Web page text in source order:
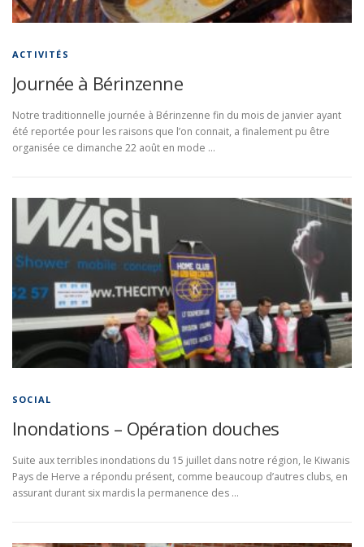
ACTIVITÉS
Journée à Bérinzenne
Notre traditionnelle journée à Bérinzenne fin du mois de janvier ayant
été reportée pour les raisons que l’on connait, a finalement pu être
organisée ce dimanche 22 août en mode …
SOCIAL
Inondations – Opération douches
Suite aux terribles inondations du 15 juillet dans notre région, le Kiwanis
Pays de Herve a répondu présent, comme beaucoup d’autres clubs, en
assurant durant six mardis la permanence des …